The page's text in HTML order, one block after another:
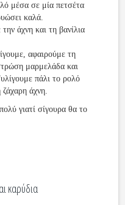
μέσα σε μία πετσέτα
καλά.
άχνη και τη βανίλια
αφαιρούμε τη
μαρμελάδα και
πάλι το ρολό
άχνη.
γιατί σίγουρα θα το
καρύδια